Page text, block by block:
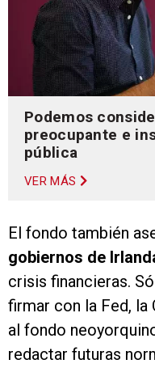
Podemos
preocupante e
pública
VER MÁS
El fondo también
gobiernos de
crisis financieras.
firmar con la Fed, la
al fondo
redactar futuras